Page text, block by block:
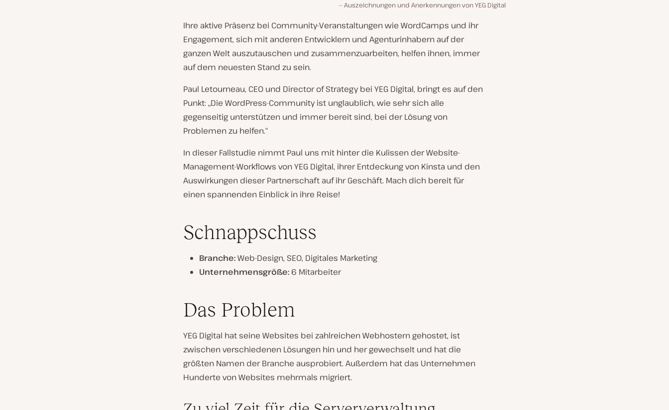
Auszeichnungen und Anerkennungen von YEG Digital
Ihre aktive Präsenz bei Community-Veranstaltungen wie WordCamps und ihr
Engagement, sich mit anderen Entwicklern und Agenturinhabern auf der
ganzen Welt auszutauschen und zusammenzuarbeiten, helfen ihnen, immer
auf dem neuesten Stand zu sein.
Paul Letourneau, CEO und Director of Strategy bei YEG Digital, bringt es auf den
Punkt: „Die WordPress-Community ist unglaublich, wie sehr sich alle
gegenseitig unterstützen und immer bereit sind, bei der Lösung von
Problemen zu helfen.“
In dieser Fallstudie nimmt Paul uns mit hinter die Kulissen der Website-
Management-Workflows von YEG Digital, ihrer Entdeckung von Kinsta und den
Auswirkungen dieser Partnerschaft auf ihr Geschäft. Mach dich bereit für
einen spannenden Einblick in ihre Reise!
Schnappschuss
Branche:Web-Design, SEO, Digitales Marketing
Unternehmensgröße: 6 Mitarbeiter
Das Problem
YEG Digital hat seine Websites bei zahlreichen Webhostern gehostet, ist
zwischen verschiedenen Lösungen hin und her gewechselt und hat die
größten Namen der Branche ausprobiert. Außerdem hat das Unternehmen
Hunderte von Websites mehrmals migriert.